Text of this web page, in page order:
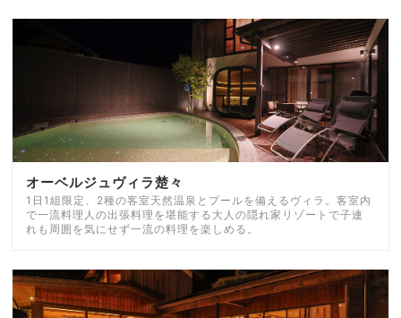
オーベルジュヴィラ楚々
1日1組限定、2種の客室天然温泉とプールを備えるヴィラ。客室内
で一流料理人の出張料理を堪能する大人の隠れ家リゾートで子連
れも周囲を気にせず一流の料理を楽しめる。